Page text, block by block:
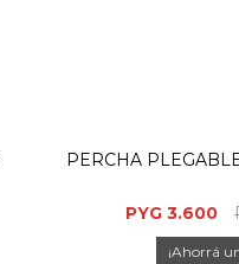
PERCHA
PYG 3.600